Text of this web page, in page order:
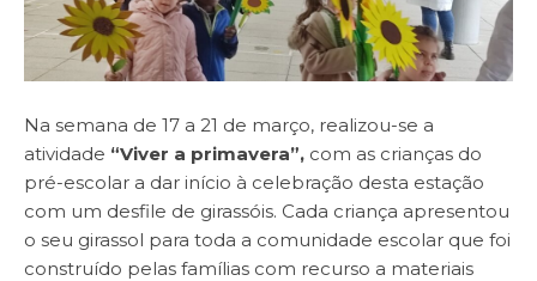
Na semana de 17 a 21 de março, realizou-se a
atividade “Viver a primavera”, com as crianças do
pré-escolar a dar início à celebração desta estação
com um desfile de girassóis. Cada criança apresentou
o seu girassol para toda a comunidade escolar que foi
construído pelas famílias com recurso a materiais